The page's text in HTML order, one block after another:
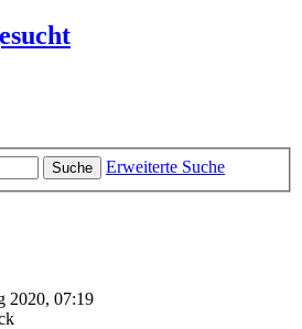
Suche
Erweiterte Suche
2020, 07:19